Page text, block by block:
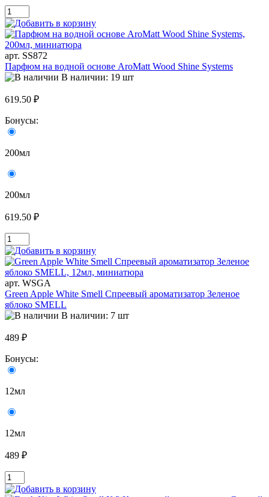
арт. SS872
Парфюм на водной основе AroMatt Wood Shine Systems
В наличии: 19 шт
619.50 ₽
Бонусы:
200мл
200мл
619.50 ₽
арт. WSGA
Green Apple White Smell Спреевый ароматизатор Зеленое
яблоко SMELL
В наличии: 7 шт
489 ₽
Бонусы:
12мл
12мл
489 ₽